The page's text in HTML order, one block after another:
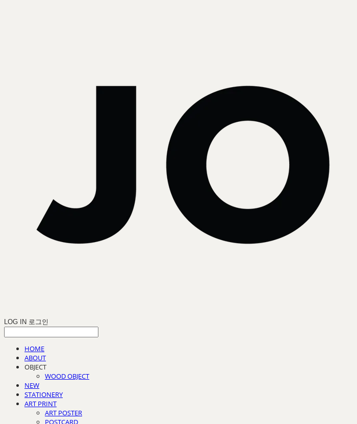
LOG IN 로그인
HOME
ABOUT
OBJECT
WOOD OBJECT
NEW
STATIONERY
ART PRINT
ART POSTER
POSTCARD